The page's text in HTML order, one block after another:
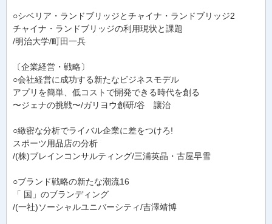
○シベリア・ランドブリッジとチャイナ・ランドブリッジ2
チャイナ・ランドブリッジの利用現状と課題
/明治大学/町田一兵
〔企業経営・戦略〕
○会社経営に成功する新たなビジネスモデル
アプリを簡単、低コストで開発できる時代を創る
〜ジェナの挑戦〜/ガリヨウ創研/谷 讓治
○緻密な分析でライバル企業に差をつけろ!
スポーツ用品店の分析
/(株)ブレインコンサルティング/三浦英晶・古屋早雪
○ブランド戦略の新たな潮流16
「 国」のブランディング
/(一社)ソーシャルユニバーシティ/吉澤靖博